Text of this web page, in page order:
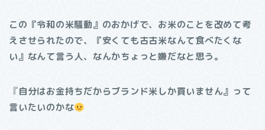
この『令和の米騒動』のおかげで、お米のことを改めて考
えさせられたので、『安くても古古米なんて食べたくな
い』なんて言う人、なんかちょっと嫌だなと思う。
『自分はお金持ちだからブランド米しか買いません』って
言いたいのかな